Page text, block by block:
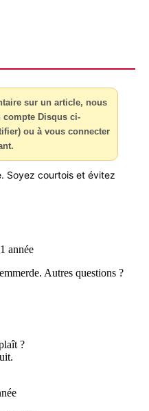
sur un article, nous
Disqus ci-
ou à vous connecter
Soyez courtois et évitez